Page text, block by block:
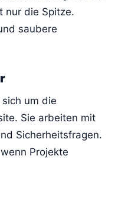
nur die Spitze.
saubere
um die
Sie arbeiten mit
Sicherheitsfragen.
Projekte